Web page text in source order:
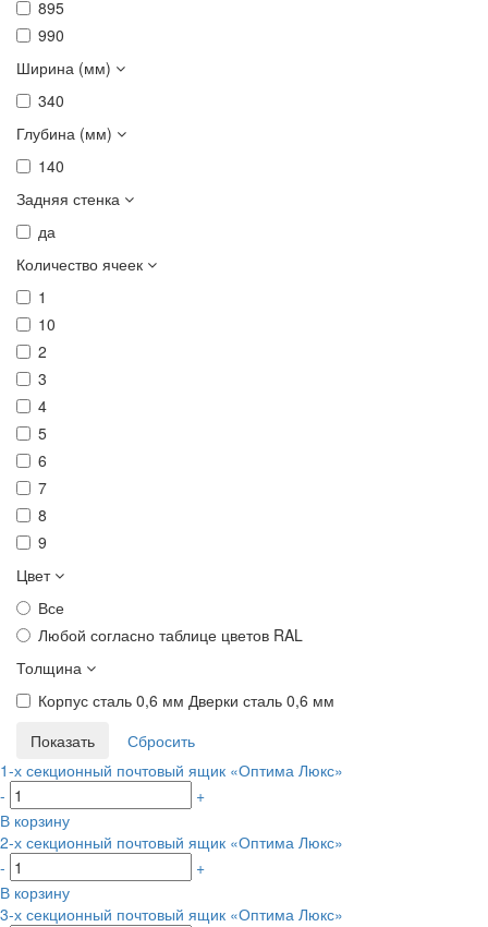
895
990
Ширина (мм)
340
Глубина (мм)
140
Задняя стенка
да
Количество ячеек
1
10
2
3
4
5
6
7
8
9
Цвет
Все
Любой согласно таблице цветов RAL
Толщина
Корпус сталь 0,6 мм Дверки сталь 0,6 мм
1-х секционный почтовый ящик «Оптима Люкс»
-
+
В корзину
2-х секционный почтовый ящик «Оптима Люкс»
-
+
В корзину
3-х секционный почтовый ящик «Оптима Люкс»